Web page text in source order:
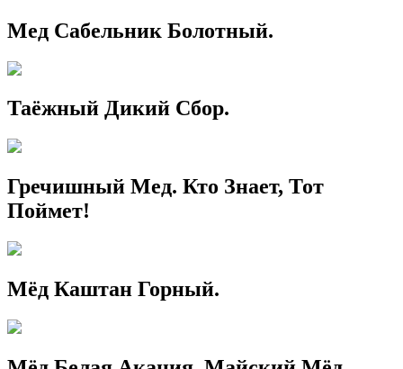
Мед Сабельник Болотный.
Таёжный Дикий Сбор.
Гречишный Мед. Кто Знает, Тот
Поймет!
Мёд Каштан Горный.